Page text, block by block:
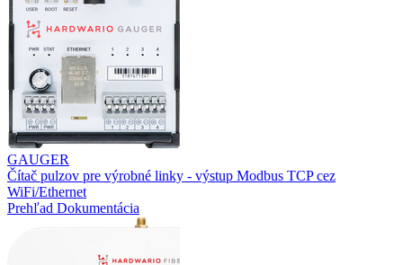
GAUGER
Čítač pulzov pre výrobné linky - výstup Modbus TCP cez
WiFi/Ethernet
Prehľad Dokumentácia